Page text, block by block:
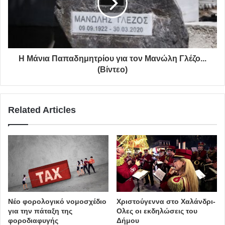
θεωρώντας ακριβό το τίμημα και πολιτικά δεν πίστεψα
την διάθεση της τότε διοίκησης για τις ενέργειες της ώστε
η βίλα Ιόλα να γίνει ένα Κέντρο Πολιτισμού που έχει
ανάγκη η Αγία Παρασκευή μας.
Χρωστάμε μια συγνώμη λοιπόν στον π. Δήμαρχο Γιάννη
Σταθόπουλο και να τον συγχαρούμε και το ίδιο οφείλει να
Έχουμε μάθει σαν παράταξη να αναγνωρίζουμε τα λάθη
μας και να πράττουμε υπέρ των συμφερόντων των
Αλέξανδρος Μουστογιάννης
Γιάννης Σταθόπουλος
Αγία Παρασκευή μια γενιά μπροστά
Η Μάνια Παπαδημητρίου για τον Μανώλη Γλέζο...
(Βίντεο)
Related Articles
Νέο φορολογικό νομοσχέδιο
για την πάταξη της
φοροδιαφυγής
Χριστούγεννα στο Χαλάνδρι-
Ολες οι εκδηλώσεις του
Δήμου